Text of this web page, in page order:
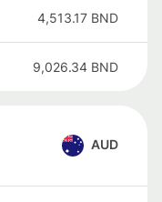
4,513.17 BND
9,026.34 BND
AUD